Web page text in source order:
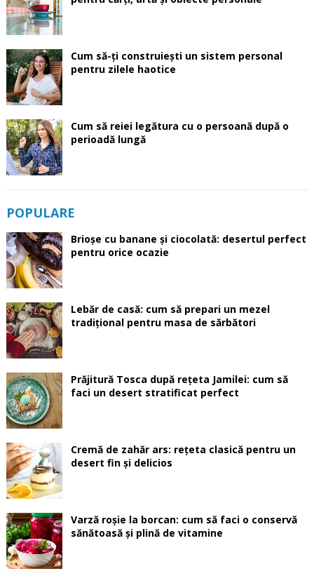
Cum să-ți construiești un sistem personal
pentru zilele haotice
Cum să reiei legătura cu o persoană după o
perioadă lungă
POPULARE
Brioșe cu banane și ciocolată: desertul perfect
pentru orice ocazie
Lebăr de casă: cum să prepari un mezel
tradițional pentru masa de sărbători
Prăjitură Tosca după rețeta Jamilei: cum să
faci un desert stratificat perfect
Cremă de zahăr ars: rețeta clasică pentru un
desert fin și delicios
Varză roșie la borcan: cum să faci o conservă
sănătoasă și plină de vitamine